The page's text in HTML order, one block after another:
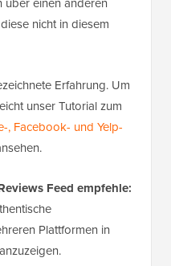
nicht in diesem
Erfahrung. Um
unser Tutorial zum
, Facebook- und Yelp-
Feed empfehle:
Plattformen in